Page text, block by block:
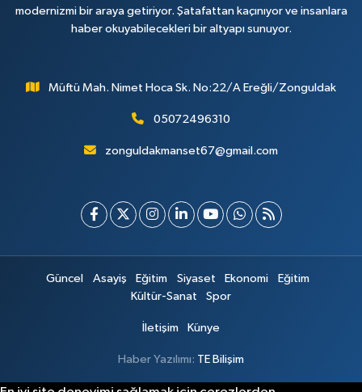
modernizmi bir araya getiriyor. Şatafattan kaçınıyor ve insanlara
haber okuyabilecekleri bir altyapı sunuyor.
Müftü Mah. Nimet Hoca Sk. No:22/A Ereğli/Zonguldak
05072496310
zonguldakmanset67@gmail.com
Güncel Asayiş Eğitim Siyaset Ekonomi
Eğitim
Kültür-Sanat
Spor
İletişim Künye
Haber Yazılımı: TE Bilişim